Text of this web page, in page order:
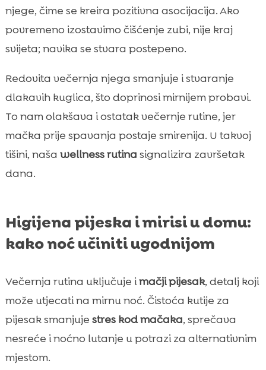
njege, čime se kreira pozitivna asocijacija. Ako
povremeno izostavimo čišćenje zubi, nije kraj
svijeta; navika se stvara postepeno.
Redovita večernja njega smanjuje i stvaranje
dlakavih kuglica, što doprinosi mirnijem probavi.
To nam olakšava i ostatak večernje rutine, jer
mačka prije spavanja postaje smirenija. U takvoj
tišini, naša wellness rutina signalizira završetak
dana.
Higijena pijeska i mirisi u domu:
kako noć učiniti ugodnijom
Večernja rutina uključuje imačji pijesak, detalj koji
može utjecati na mirnu noć. Čistoća kutije za
pijesak smanjuje stres kod mačaka, sprečava
nesreće i noćno lutanje u potrazi za alternativnim
mjestom.